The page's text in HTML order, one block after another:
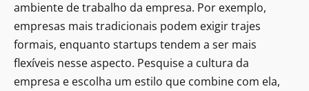
ambiente de trabalho da empresa. Por exemplo,
empresas mais tradicionais podem exigir trajes
formais, enquanto startups tendem a ser mais
flexíveis nesse aspecto. Pesquise a cultura da
empresa e escolha um estilo que combine com ela,